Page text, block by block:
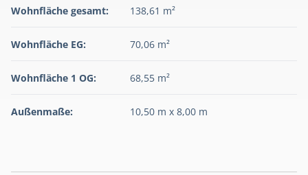
Wohnfläche gesamt: 138,61 m²
Wohnfläche EG: 70,06 m²
Wohnfläche 1 OG: 68,55 m²
Außenmaße: 10,50 m x 8,00 m